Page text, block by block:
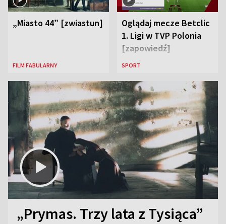
„Miasto 44” [zwiastun]
FILM FABULARNY
Oglądaj mecze Betclic
1. Ligi w TVP Polonia
[zapowiedź]
SPORT
„Prymas. Trzy lata z Tysiąca”